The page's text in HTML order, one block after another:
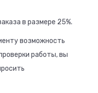
в размере 25%.
возможность
работы, вы